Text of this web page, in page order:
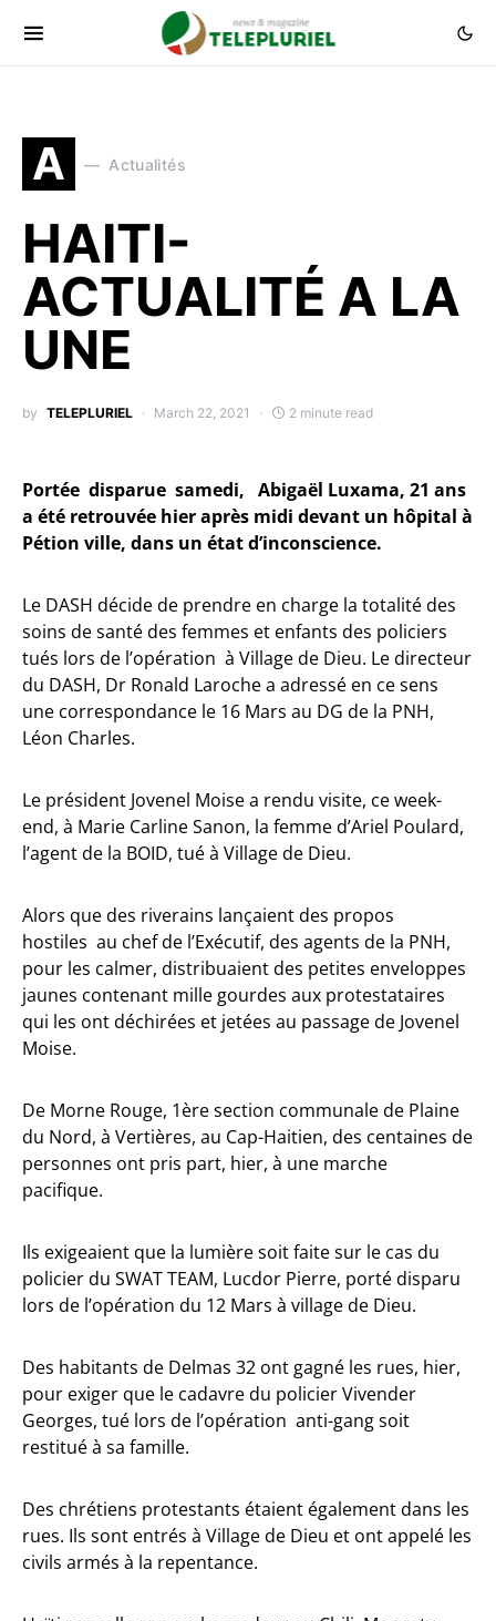
A Actualités
HAITI-
ACTUALITÉ A LA
UNE
by TELEPLURIEL March 22, 2021 2 minute read
Portée disparue samedi, Abigaël Luxama, 21 ans
a été retrouvée hier après midi devant un hôpital à
Pétion ville, dans un état d’inconscience.
Le DASH décide de prendre en charge la totalité des
soins de santé des femmes et enfants des policiers
tués lors de l’opération à Village de Dieu. Le directeur
du DASH, Dr Ronald Laroche a adressé en ce sens
une correspondance le 16 Mars au DG de la PNH,
Léon Charles.
Le président Jovenel Moise a rendu visite, ce week-
end, à Marie Carline Sanon, la femme d’Ariel Poulard,
l’agent de la BOID, tué à Village de Dieu.
Alors que des riverains lançaient des propos
hostiles au chef de l’Exécutif, des agents de la PNH,
pour les calmer, distribuaient des petites enveloppes
jaunes contenant mille gourdes aux protestataires
qui les ont déchirées et jetées au passage de Jovenel
Moise.
De Morne Rouge, 1ère section communale de Plaine
du Nord, à Vertières, au Cap-Haitien, des centaines de
personnes ont pris part, hier, à une marche
pacifique.
Ils exigeaient que la lumière soit faite sur le cas du
policier du SWAT TEAM, Lucdor Pierre, porté disparu
lors de l’opération du 12 Mars à village de Dieu.
Des habitants de Delmas 32 ont gagné les rues, hier,
pour exiger que le cadavre du policier Vivender
Georges, tué lors de l’opération anti-gang soit
restitué à sa famille.
Des chrétiens protestants étaient également dans les
rues. Ils sont entrés à Village de Dieu et ont appelé les
civils armés à la repentance.